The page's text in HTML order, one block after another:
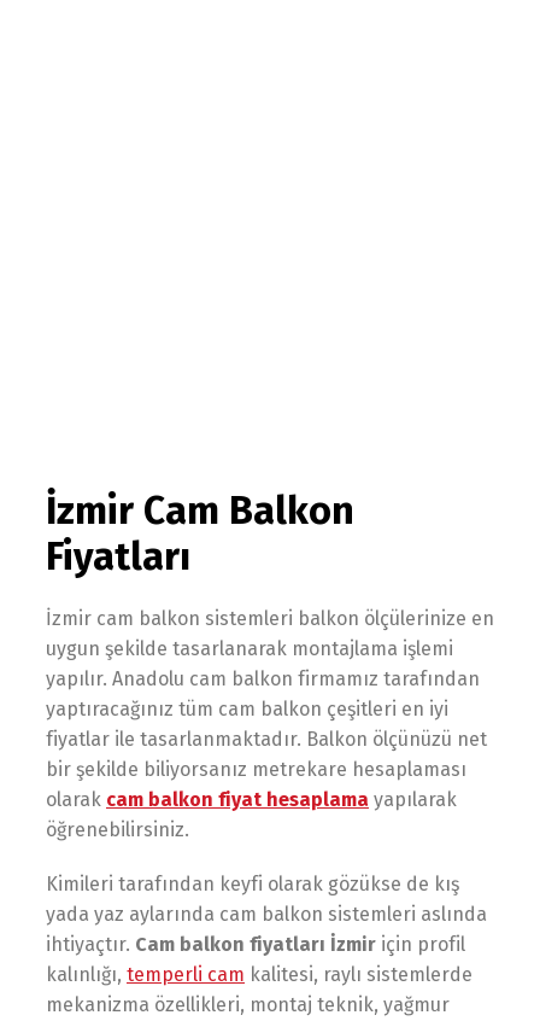
İzmir Cam Balkon
Fiyatları
İzmir cam balkon sistemleri balkon ölçülerinize en
uygun şekilde tasarlanarak montajlama işlemi
yapılır. Anadolu cam balkon firmamız tarafından
yaptıracağınız tüm cam balkon çeşitleri en iyi
fiyatlar ile tasarlanmaktadır. Balkon ölçünüzü net
bir şekilde biliyorsanız metrekare hesaplaması
olarak cam balkon fiyat hesaplama yapılarak
öğrenebilirsiniz.
Kimileri tarafından keyfi olarak gözükse de kış
yada yaz aylarında cam balkon sistemleri aslında
ihtiyaçtır. Cam balkon fiyatları İzmir için profil
kalınlığı, temperli cam kalitesi, raylı sistemlerde
mekanizma özellikleri, montaj teknik, yağmur